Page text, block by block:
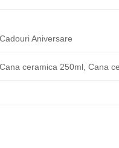
Cadouri Aniversare
Cana ceramica 250ml, Cana